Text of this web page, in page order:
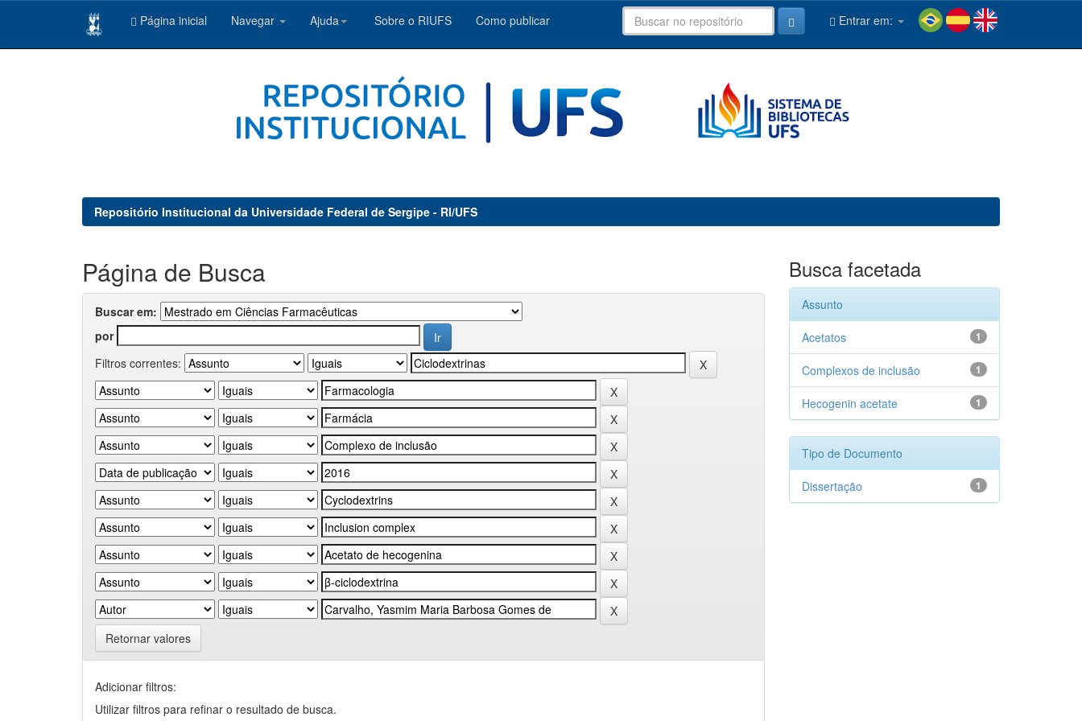
Página inicial Navegar Ajuda Sobre o RIUFS Como publicar Entrar em:
Repositório Institucional da Universidade Federal de Sergipe - RI/UFS
Página de Busca
Buscar em:
por
Filtros correntes:
Retornar valores
Adicionar filtros:
Utilizar filtros para refinar o resultado de busca.
Busca facetada
Assunto
1
Acetatos
1
Complexos de inclusão
1
Hecogenin acetate
Tipo de Documento
1
Dissertação